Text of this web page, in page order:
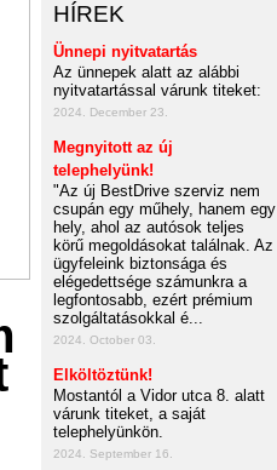
HÍREK
Ünnepi nyitvatartás
Az ünnepek alatt az alábbi
nyitvatartással várunk titeket:
2024. December 23.
Megnyitott az új
telephelyünk!
"Az új BestDrive szerviz nem
csupán egy műhely, hanem egy
hely, ahol az autósok teljes
körű megoldásokat találnak. Az
ügyfeleink biztonsága és
elégedettsége számunkra a
legfontosabb, ezért prémium
szolgáltatásokkal é...
2024. October 03.
Elköltöztünk!
Mostantól a Vidor utca 8. alatt
várunk titeket, a saját
telephelyünkön.
2024. September 16.